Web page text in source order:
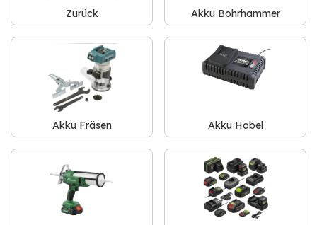
Zurück Akku Bohrhammer
Akku Fräsen Akku Hobel